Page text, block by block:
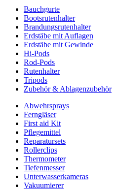
Bauchgurte
Bootsrutenhalter
Brandungsrutenhalter
Erdstäbe mit Auflagen
Erdstäbe mit Gewinde
Hi-Pods
Rod-Pods
Rutenhalter
Tripods
Zubehör & Ablagenzubehör
Abwehrsprays
Ferngläser
First aid Kit
Pflegemittel
Reparatursets
Rollerclips
Thermometer
Tiefenmesser
Unterwasserkameras
Vakuumierer